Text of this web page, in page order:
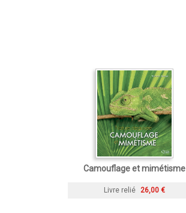
Camouflage et mimétisme
Livre relié 26,00 €